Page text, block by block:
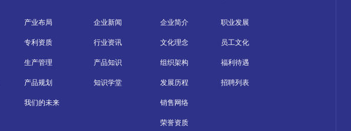
产业布局
专利资质
生产管理
产品规划
我们的未来
企业新闻
行业资讯
产品知识
知识学堂
企业简介
文化理念
组织架构
发展历程
销售网络
荣誉资质
职业发展
员工文化
福利待遇
招聘列表